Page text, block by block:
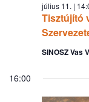
Tisztújító
július 11. |
SINOSZ Vas
16:00